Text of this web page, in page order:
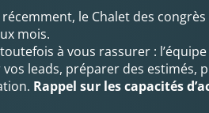
le Chalet des
mois.
à vous rassurer :
leads, préparer des estimés,
Rappel sur les capacités